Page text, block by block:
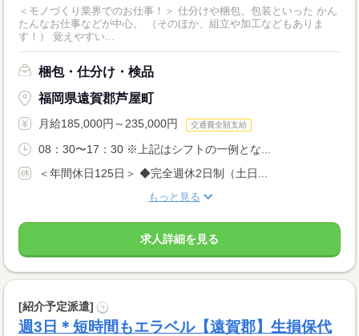
＜モノづくり業界でのお仕事！＞ 仕分けや梱包、包装といった かん
たんなお仕事などが中心。 （そのほか、組立や加工などもありま
す！） 覚えやすい...
梱包・仕分け・検品
福岡県遠賀郡芦屋町
月給185,000円～235,000円 交通費全額支給
08：30〜17：30 ※上記はシフトの一例とな...
＜年間休日125日＞ ◆完全週休2日制（土日...
もっと見る
求人詳細を見る
[紹介予定派遣] ?
週3日＊短時間もエラベル【遠賀郡】生損保代